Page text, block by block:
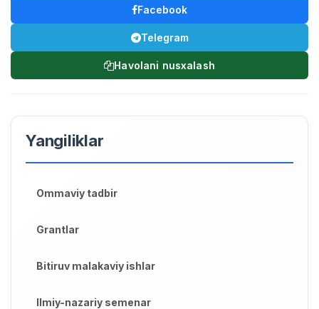
Facebook
Telegram
Havolani nusxalash
Yangiliklar
Ommaviy tadbir
Grantlar
Bitiruv malakaviy ishlar
Ilmiy-nazariy semenar